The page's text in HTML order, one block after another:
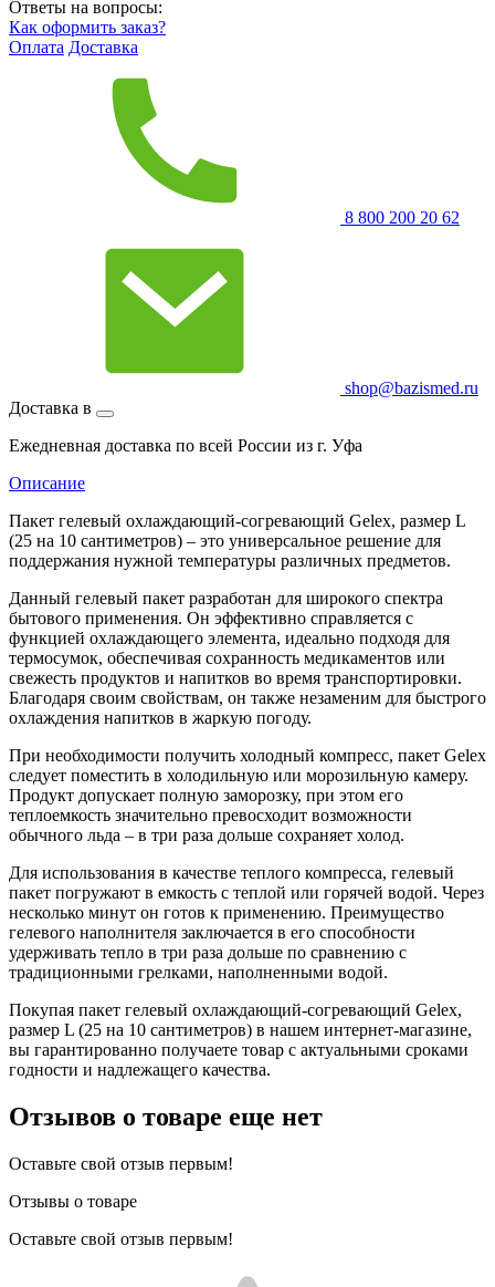
Ответы на вопросы:
Как оформить заказ?
Оплата Доставка
8 800 200 20 62
shop@bazismed.ru
Доставка в
Ежедневная доставка по всей России из г. Уфа
Описание
Пакет гелевый охлаждающий-согревающий Gelex, размер L
(25 на 10 сантиметров) – это универсальное решение для
поддержания нужной температуры различных предметов.
Данный гелевый пакет разработан для широкого спектра
бытового применения. Он эффективно справляется с
функцией охлаждающего элемента, идеально подходя для
термосумок, обеспечивая сохранность медикаментов или
свежесть продуктов и напитков во время транспортировки.
Благодаря своим свойствам, он также незаменим для быстрого
охлаждения напитков в жаркую погоду.
При необходимости получить холодный компресс, пакет Gelex
следует поместить в холодильную или морозильную камеру.
Продукт допускает полную заморозку, при этом его
теплоемкость значительно превосходит возможности
обычного льда – в три раза дольше сохраняет холод.
Для использования в качестве теплого компресса, гелевый
пакет погружают в емкость с теплой или горячей водой. Через
несколько минут он готов к применению. Преимущество
гелевого наполнителя заключается в его способности
удерживать тепло в три раза дольше по сравнению с
традиционными грелками, наполненными водой.
Покупая пакет гелевый охлаждающий-согревающий Gelex,
размер L (25 на 10 сантиметров) в нашем интернет-магазине,
вы гарантированно получаете товар с актуальными сроками
годности и надлежащего качества.
Отзывов о товаре еще нет
Оставьте свой отзыв первым!
Отзывы о товаре
Оставьте свой отзыв первым!